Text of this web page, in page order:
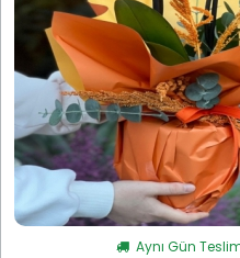
Aynı Gün